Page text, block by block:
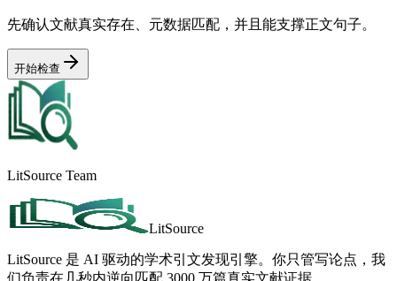
先确认文献真实存在、元数据匹配，并且能支撑正文句子。
开始检查
LitSource Team
LitSource
LitSource 是 AI 驱动的学术引文发现引擎。你只管写论点，我
们负责在几秒内逆向匹配 3000 万篇真实文献证据。